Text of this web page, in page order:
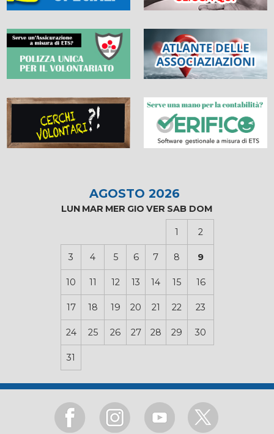
AGOSTO 2026
LUN MAR MER GIO VER SAB DOM
1 2
3 4 5 6 7 8 9
10 11 12 13 14 15 16
17 18 19 20 21 22 23
24 25 26 27 28 29 30
31